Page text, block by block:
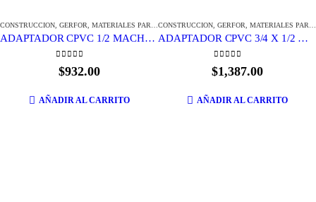
CONSTRUCCION GERFOR MATERIALES PARA CONSTRUCCION
ADAPTADOR CPVC 1/2 MACHO GERFOR
out of 5
$932.00
AÑADIR AL CARRITO
CONSTRUCCION GERFOR MATERIALES PARA CONSTRUCCION
ADAPTADOR CPVC 3/4 X 1/2 HEMBRA GERFOR
0
$1,387.00
AÑADIR AL CARRITO